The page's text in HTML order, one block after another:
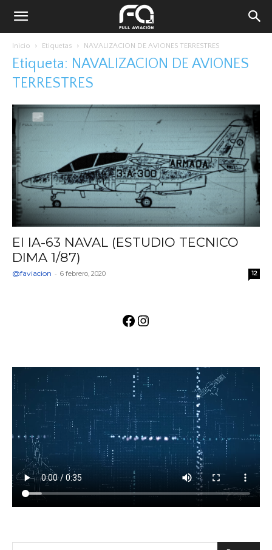
Inicio Etiquetas NAVALIZACION DE AVIONES TERRESTRES
Etiqueta: NAVALIZACION DE AVIONES
TERRESTRES
El IA-63 NAVAL (ESTUDIO TECNICO
DIMA 1/87)
@faviacion - 6 febrero, 2020 12
Facebook
Instagram